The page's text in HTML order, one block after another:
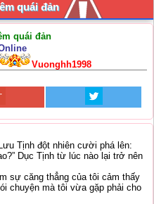
quái đản
quái đản
Vuonghh1998
Tịnh đột nhiên cười phá lên:
Dục Tịnh từ lúc nào lại trở nên
sự căng thẳng của tôi cảm thấy
chuyện mà tôi vừa gặp phải cho